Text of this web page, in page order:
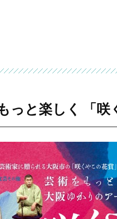
っと楽しく 「